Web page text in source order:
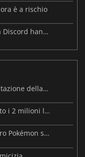
è a rischio
Le mappe dei malware e un attacco a Discord hanno colpito Meccha Chameleon
MARVEL Tōkon debutta con la presentazione della roadmap per il primo anno
Resident Evil: Veronica ha già superato i 2 milioni liste dei desideri
Beast of Reincarnation: lo studio dietro Pokémon su una nuova strada